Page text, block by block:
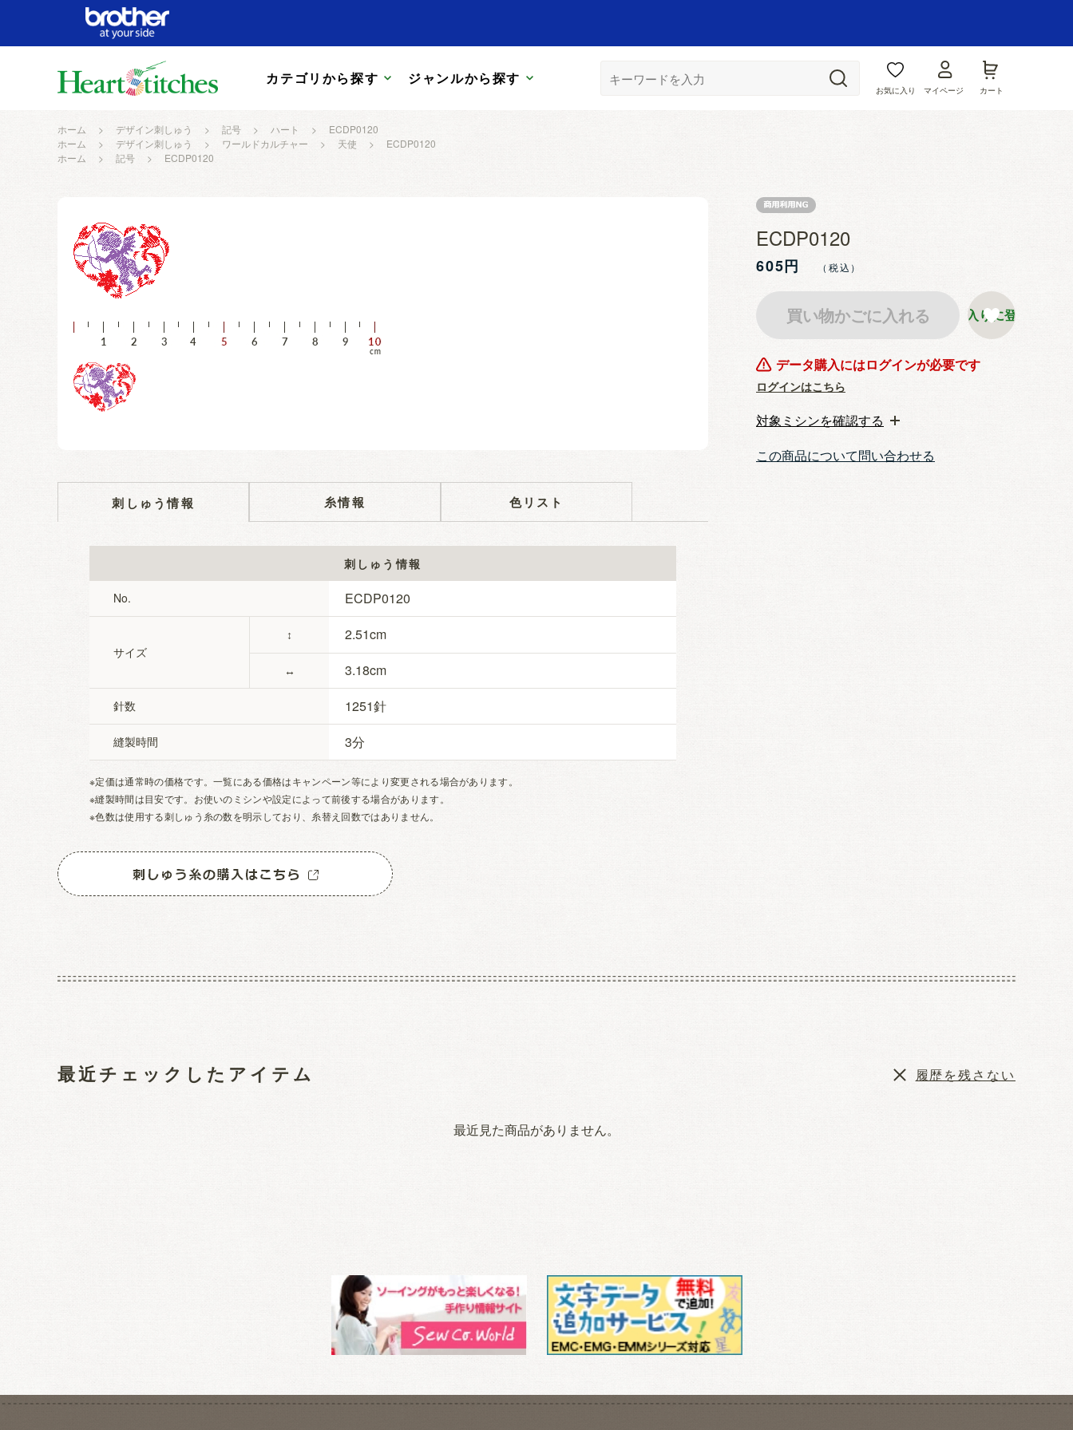
カテゴリから探す ジャンルから探す
お気に入り マイページ カート
ホーム > デザイン刺しゅう > 記号 > ハート >
ECDP0120
ホーム
> デザイン刺しゅう > ワールドカルチャー > 天使 >
ECDP0120
ホーム
> 記号 > ECDP0120
刺しゅう情報 糸情報 色リスト
刺しゅう情報
No. ECDP0120
サイズ
↕
↔
2.51
3.18
針数 1251
縫製時間 3
※定価は通常時の価格です。一覧にある価格はキャンペーン等により変更される場合があります。
※縫製時間は目安です。お使いのミシンや設定によって前後する場合があります。
※色数は使用する刺しゅう糸の数を明示しており、糸替え回数ではありません。
ECDP0120
605円
データ購入にはログインが必要です
買い物かごに入れる
ログインはこちら
お気に入りに登録する
対象ミシンを確認する
この商品について問い合わせる
最近チェックしたアイテム
最近見た商品がありません。
履歴を残さない